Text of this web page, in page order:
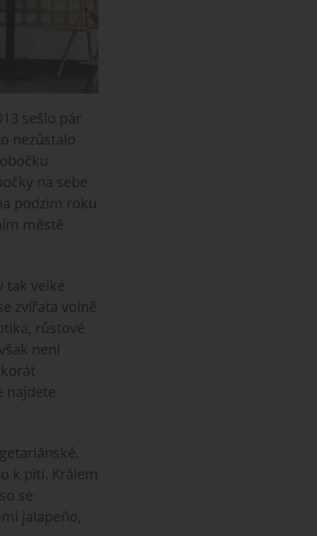
sešlo pár
nezůstalo
na sebe
podzim roku
městě
tak velké
zvířata volně
růstové
není
najdete
k pití. Králem
se
jalapeño,